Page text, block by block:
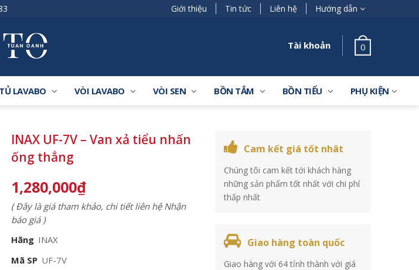
Giới thiệu Tin tức Liên hệ Hướng dẫn
Tài khoản 0
TỦ LAVABO VÒI LAVABO VÒI SEN BỒN TẮM BỒN TIỂU PHỤ KIỆN
INAX UF-7V – Van xả tiểu nhấn
ống thẳng
1,280,000₫
( Đây là giá tham khảo, chi tiết liên hệ Nhận
báo giá )
Hãng INAX
Mã SP UF-7V
Cam kết giá tốt nhât
Chúng tôi cam kết tới khách hàng
những sản phẩm tốt nhất với chi phí
thấp nhất
Giao hàng toàn quốc
Giao hàng với 64 tỉnh thành với giá